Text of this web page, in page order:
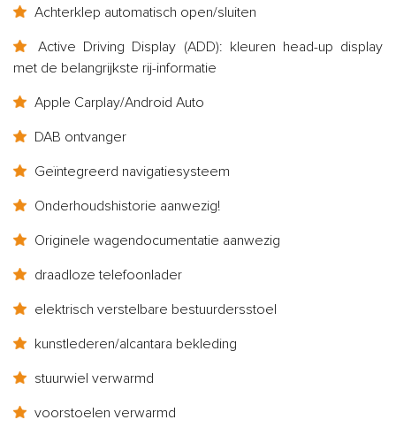
Achterklep automatisch open/sluiten
Active Driving Display (ADD): kleuren head-up display
met de belangrijkste rij-informatie
Apple Carplay/Android Auto
DAB ontvanger
Geïntegreerd navigatiesysteem
Onderhoudshistorie aanwezig!
Originele wagendocumentatie aanwezig
draadloze telefoonlader
elektrisch verstelbare bestuurdersstoel
kunstlederen/alcantara bekleding
stuurwiel verwarmd
voorstoelen verwarmd